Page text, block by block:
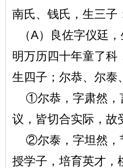
南氏、钱氏，生三子
（A）良佐字仪廷
明万历四十年童了科
生四子；尔恭、尔泰
①尔恭，字肃然，
议，皆切合实际，故
②尔泰，字坦然，
授学子，培育英才，